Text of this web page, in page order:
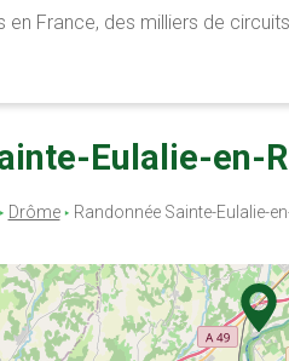
en France, des milliers de
Eulalie-en-
Drôme Randonnée Sainte-Eulalie-